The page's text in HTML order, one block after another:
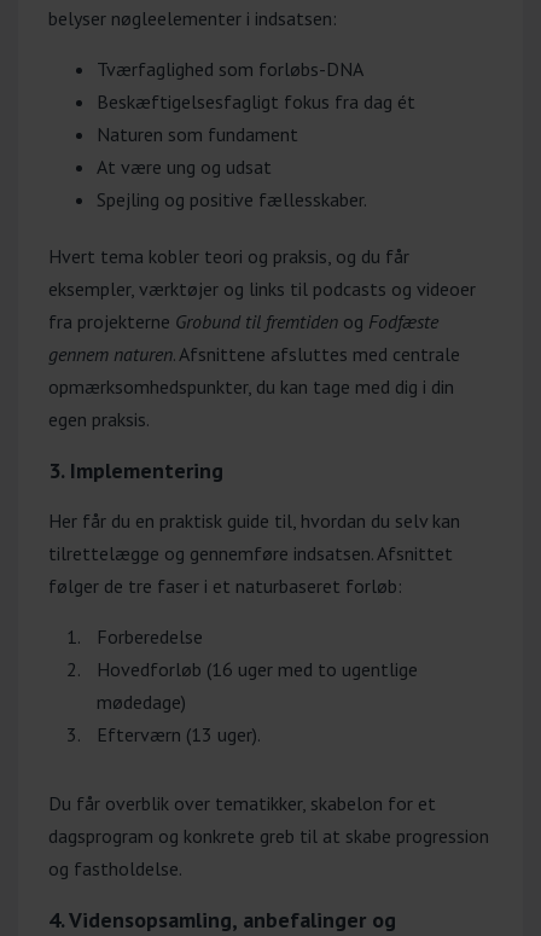
belyser nøgleelementer i indsatsen:
Tværfaglighed som forløbs-DNA
Beskæftigelsesfagligt fokus fra dag ét
Naturen som fundament
At være ung og udsat
Spejling og positive fællesskaber.
Hvert tema kobler teori og praksis, og du får
eksempler, værktøjer og links til podcasts og videoer
fra projekterne Grobund til fremtiden og Fodfæste
gennem naturen. Afsnittene afsluttes med centrale
opmærksomhedspunkter, du kan tage med dig i din
egen praksis.
3. Implementering
Her får du en praktisk guide til, hvordan du selv kan
tilrettelægge og gennemføre indsatsen. Afsnittet
følger de tre faser i et naturbaseret forløb:
Forberedelse
Hovedforløb (16 uger med to ugentlige
mødedage)
Efterværn (13 uger).
Du får overblik over tematikker, skabelon for et
dagsprogram og konkrete greb til at skabe progression
og fastholdelse.
4. Vidensopsamling, anbefalinger og